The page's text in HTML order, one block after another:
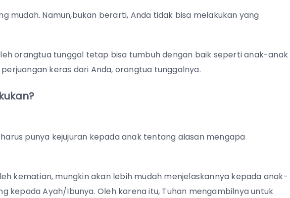
mudah. Namun,bukan berarti, Anda tidak bisa melakukan yang
orangtua tunggal tetap bisa tumbuh dengan baik seperti anak-anak
keras dari Anda, orangtua tunggalnya.
punya kejujuran kepada anak tentang alasan mengapa
kematian, mungkin akan lebih mudah menjelaskannya kepada anak-
kepada Ayah/Ibunya. Oleh karena itu, Tuhan mengambilnya untuk